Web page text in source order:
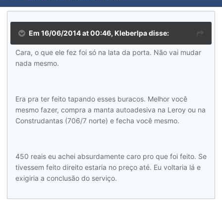
Em 16/06/2014 at 00:46, Kleberlpa disse:
Cara, o que ele fez foi só na lata da porta. Não vai mudar
nada mesmo.
Era pra ter feito tapando esses buracos. Melhor você
mesmo fazer, compra a manta autoadesiva na Leroy ou na
Construdantas (706/7 norte) e fecha você mesmo.
450 reais eu achei absurdamente caro pro que foi feito. Se
tivessem feito direito estaria no preço até. Eu voltaria lá e
exigiria a conclusão do serviço.